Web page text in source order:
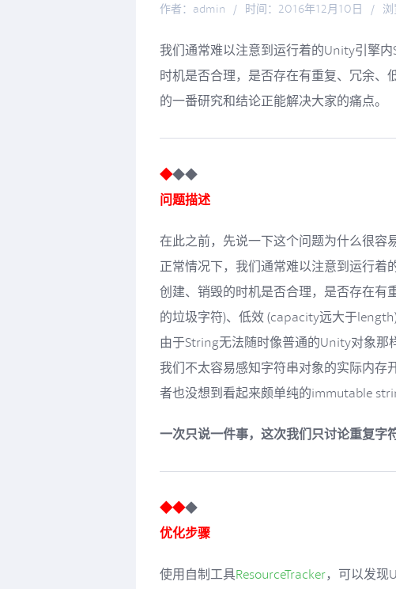
作者：admin / 时间：2016年12月10日 / 浏
我们通常难以注意到运行着的Unity引擎
时机是否合理，是否存在有重复、冗余、
的一番研究和结论正能解决大家的痛点。
◆◆◆
问题描述
在此之前，先说一下这个问题为什么很容
正常情况下，我们通常难以注意到运行
创建、销毁的时机是否合理，是否存在有
的垃圾字符)、低效 (capacity远大于
由于String无法随时像普通的Unity对象那
我们不太容易感知字符串对象的实际内存
者也没想到看起来颇单纯的immutable
一次只说一件事，这次我们只讨论重复字
◆◆◆
优化步骤
使用自制工具ResourceTracker，可以发现